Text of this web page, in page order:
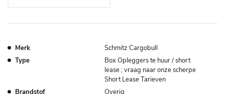
Merk
Schmitz Cargobull
Type
Box Opleggers te huur / short
lease ; vraag naar onze scherpe
Short Lease Tarieven
Brandstof
Overig